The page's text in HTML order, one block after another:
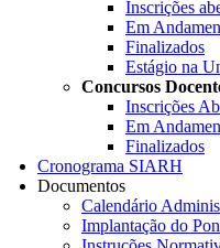
Inscrições
Em
Finalizados
Estágio na
Concursos
Inscrições
Em
Finalizados
Cronograma SIARH
Documentos
Calendário
Implantação do